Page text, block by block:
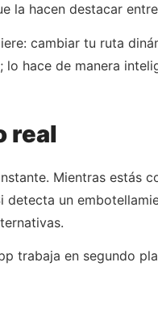
la hacen destacar
cambiar tu ruta
hace de manera
real
Mientras estás
un
trabaja en segundo